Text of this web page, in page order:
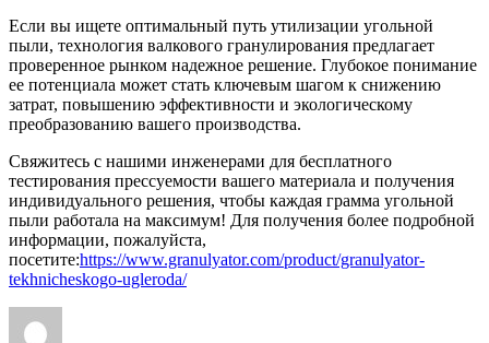
Если вы ищете оптимальный путь утилизации угольной
пыли, технология валкового гранулирования предлагает
проверенное рынком надежное решение. Глубокое понимание
ее потенциала может стать ключевым шагом к снижению
затрат, повышению эффективности и экологическому
преобразованию вашего производства.
Свяжитесь с нашими инженерами для бесплатного
тестирования прессуемости вашего материала и получения
индивидуального решения, чтобы каждая грамма угольной
пыли работала на максимум! Для получения более подробной
информации, пожалуйста,
посетите:https://www.granulyator.com/product/granulyator-
tekhnicheskogo-ugleroda/